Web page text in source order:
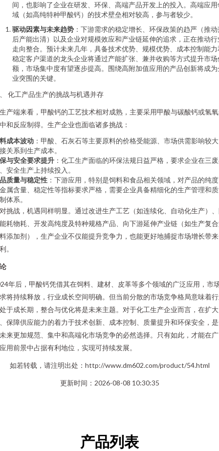
间，也影响了企业在研发、环保、高端产品开发上的投入。高端应用
域（如高纯特种甲酸钙）的技术壁垒相对较高，参与者较少。
驱动因素与未来趋势 ：下游需求的稳定增长、环保政策的趋严（推
后产能出清）以及企业对规模效应和产业链延伸的追求，正在推动行
走向整合。预计未来几年，具备技术优势、规模优势、成本控制能力
稳定客户渠道的龙头企业将通过产能扩张、兼并收购等方式提升市场
额，市场集中度有望逐步提高。围绕高附加值应用的产品创新将成为
业突围的关键。
化工产品生产的挑战与机遇并存
产端来看，甲酸钙的工艺技术相对成熟，主要采用甲酸与碳酸钙或氢
和反应制得。生产企业也面临诸多挑战：
成本波动 ：甲酸、石灰石等主要原料的价格受能源、市场供需影响较
关系到生产成本。
与安全要求提升 ：化工生产面临的环保法规日益严格，要求企业在三
安全生产上持续投入。
质量与稳定性 ：下游应用，特别是饲料和食品相关领域，对产品的纯
属含量、稳定性等指标要求严格，需要企业具备精细化的生产管理和
体系。
挑战，机遇同样明显。通过改进生产工艺（如连续化、自动化生产）
耗物耗、开发高纯度及特种规格产品、向下游延伸产业链（如生产复
添加剂），生产企业不仅能提升竞争力，也能更好地捕捉市场增长带
。
年后，甲酸钙凭借其在饲料、建材、皮革等多个领域的广泛应用，市
将持续释放，行业成长空间明确。但当前分散的市场竞争格局意味着
于成长期，整合与优化将是未来主题。对于化工生产企业而言，在扩
保障供应能力的着力于技术创新、成本控制、质量提升和环保安全，
来更加规范、集中和高端化市场竞争的必然选择。只有如此，才能在
用前景中占据有利地位，实现可持续发展。
如若转载，请注明出处：http://www.dm602.com/product/54.html
更新时间：2026-08-08 10:30:35
产品列表